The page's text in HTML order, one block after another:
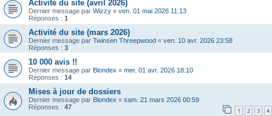
Activité du site (avril 2026)
Dernier message par Wizzy « ven. 01 mai 2026 11:13
Réponses : 1
Activité du site (mars 2026)
Dernier message par Twinsen Threepwood « ven. 10 avr. 2026 23:58
Réponses : 3
10 000 avis !!
Dernier message par Blondex « mer. 01 avr. 2026 18:10
Réponses : 14
Mises à jour de dossiers
Dernier message par Blondex « sam. 21 mars 2026 00:59
Réponses : 47 1 2 3 4